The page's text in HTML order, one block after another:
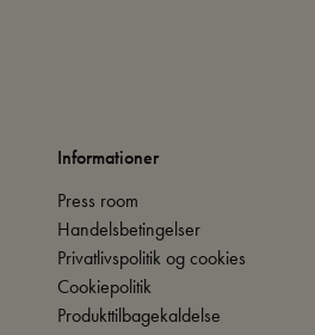
Informationer
Press room
Handelsbetingelser
Privatlivspolitik og cookies
Cookiepolitik
Produkttilbagekaldelse